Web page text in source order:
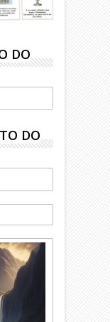
DO
DO